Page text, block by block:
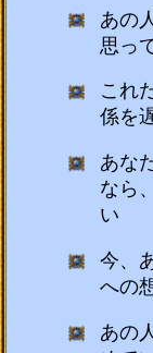
あの
思っ
これ
係を
あな
なら
い
今、
への
あの